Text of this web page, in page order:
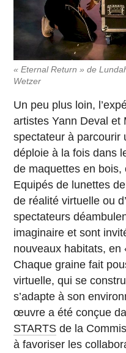
« Eternal Return » de
Wetzer
Un peu plus loin,
artistes Yann Deval et
spectateur à parcourir
déploie à la fois dans
de maquettes en bois,
Equipés de lunettes
de réalité virtuelle ou
spectateurs
imaginaire et sont
nouveaux habitats, en
Chaque graine fait
virtuelle, qui se
s’adapte à son
œuvre a été conçue
STARTS de la
à favoriser les